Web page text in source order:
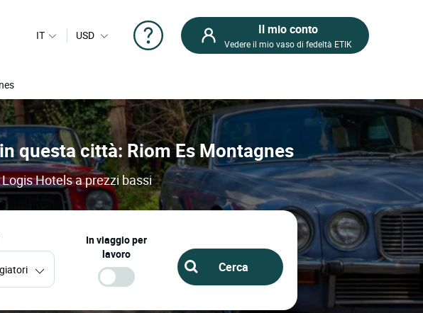
IT USD Il mio conto
Vedere il mio vaso di fedeltà ETIK
questa città: Riom Es Montagnes
Hotels a prezzi bassi
In viaggio per
lavoro